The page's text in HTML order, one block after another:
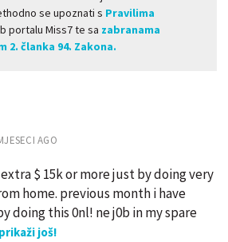
se upoznati s Pravilima
portalu Miss7 te sa zabranama
2. članka 94. Zakona.
AGO
$ 15k or more just by doing very
home. previous month i have
doing this 0nl! ne j0b in my spare
još!